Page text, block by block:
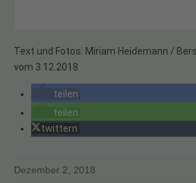
Text und Fotos: Miriam Heidemann /
vom 3.12.2018
teilen
teilen
twittern
Dezember 2, 2018